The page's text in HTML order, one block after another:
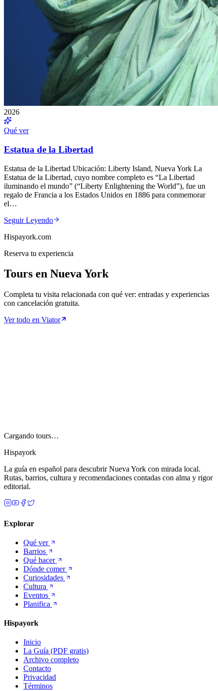
2026
Qué ver
Estatua de la Libertad
Estatua de la Libertad Ubicación: Liberty Island, Nueva York La
Estatua de la Libertad, cuyo nombre completo es “La Libertad
iluminando el mundo” (“Liberty Enlightening the World”), fue un
regalo de Francia a los Estados Unidos en 1886 para conmemorar
el…
Seguir Leyendo
Hispayork.com
Reserva tu experiencia
Tours en Nueva York
Completa tu visita relacionada con qué ver: entradas y experiencias
con cancelación gratuita.
Ver todo en Viator
Cargando tours…
Hispayork
La guía en español para descubrir Nueva York con mirada local.
Rutas, barrios, cultura y recomendaciones contadas con alma y rigor
editorial.
Explorar
Qué ver
Barrios
Qué hacer
Dónde comer
Curiosidades
Cultura
Eventos
Planifica
Hispayork
Inicio
La Guía (PDF gratis)
Archivo completo
Contacto
Privacidad
Términos